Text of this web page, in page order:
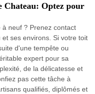
Chateau: Optez pour
neuf ? Prenez contact
ses environs. Si votre toit
d'une tempête ou
expert pour sa
de la délicatesse et
pas cette tâche à
qualifiés, diplômés et